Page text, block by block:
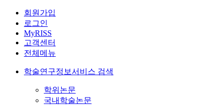
회원가입
로그인
MyRISS
고객센터
전체메뉴
학술연구정보서비스 검색
학위논문
국내학술논문